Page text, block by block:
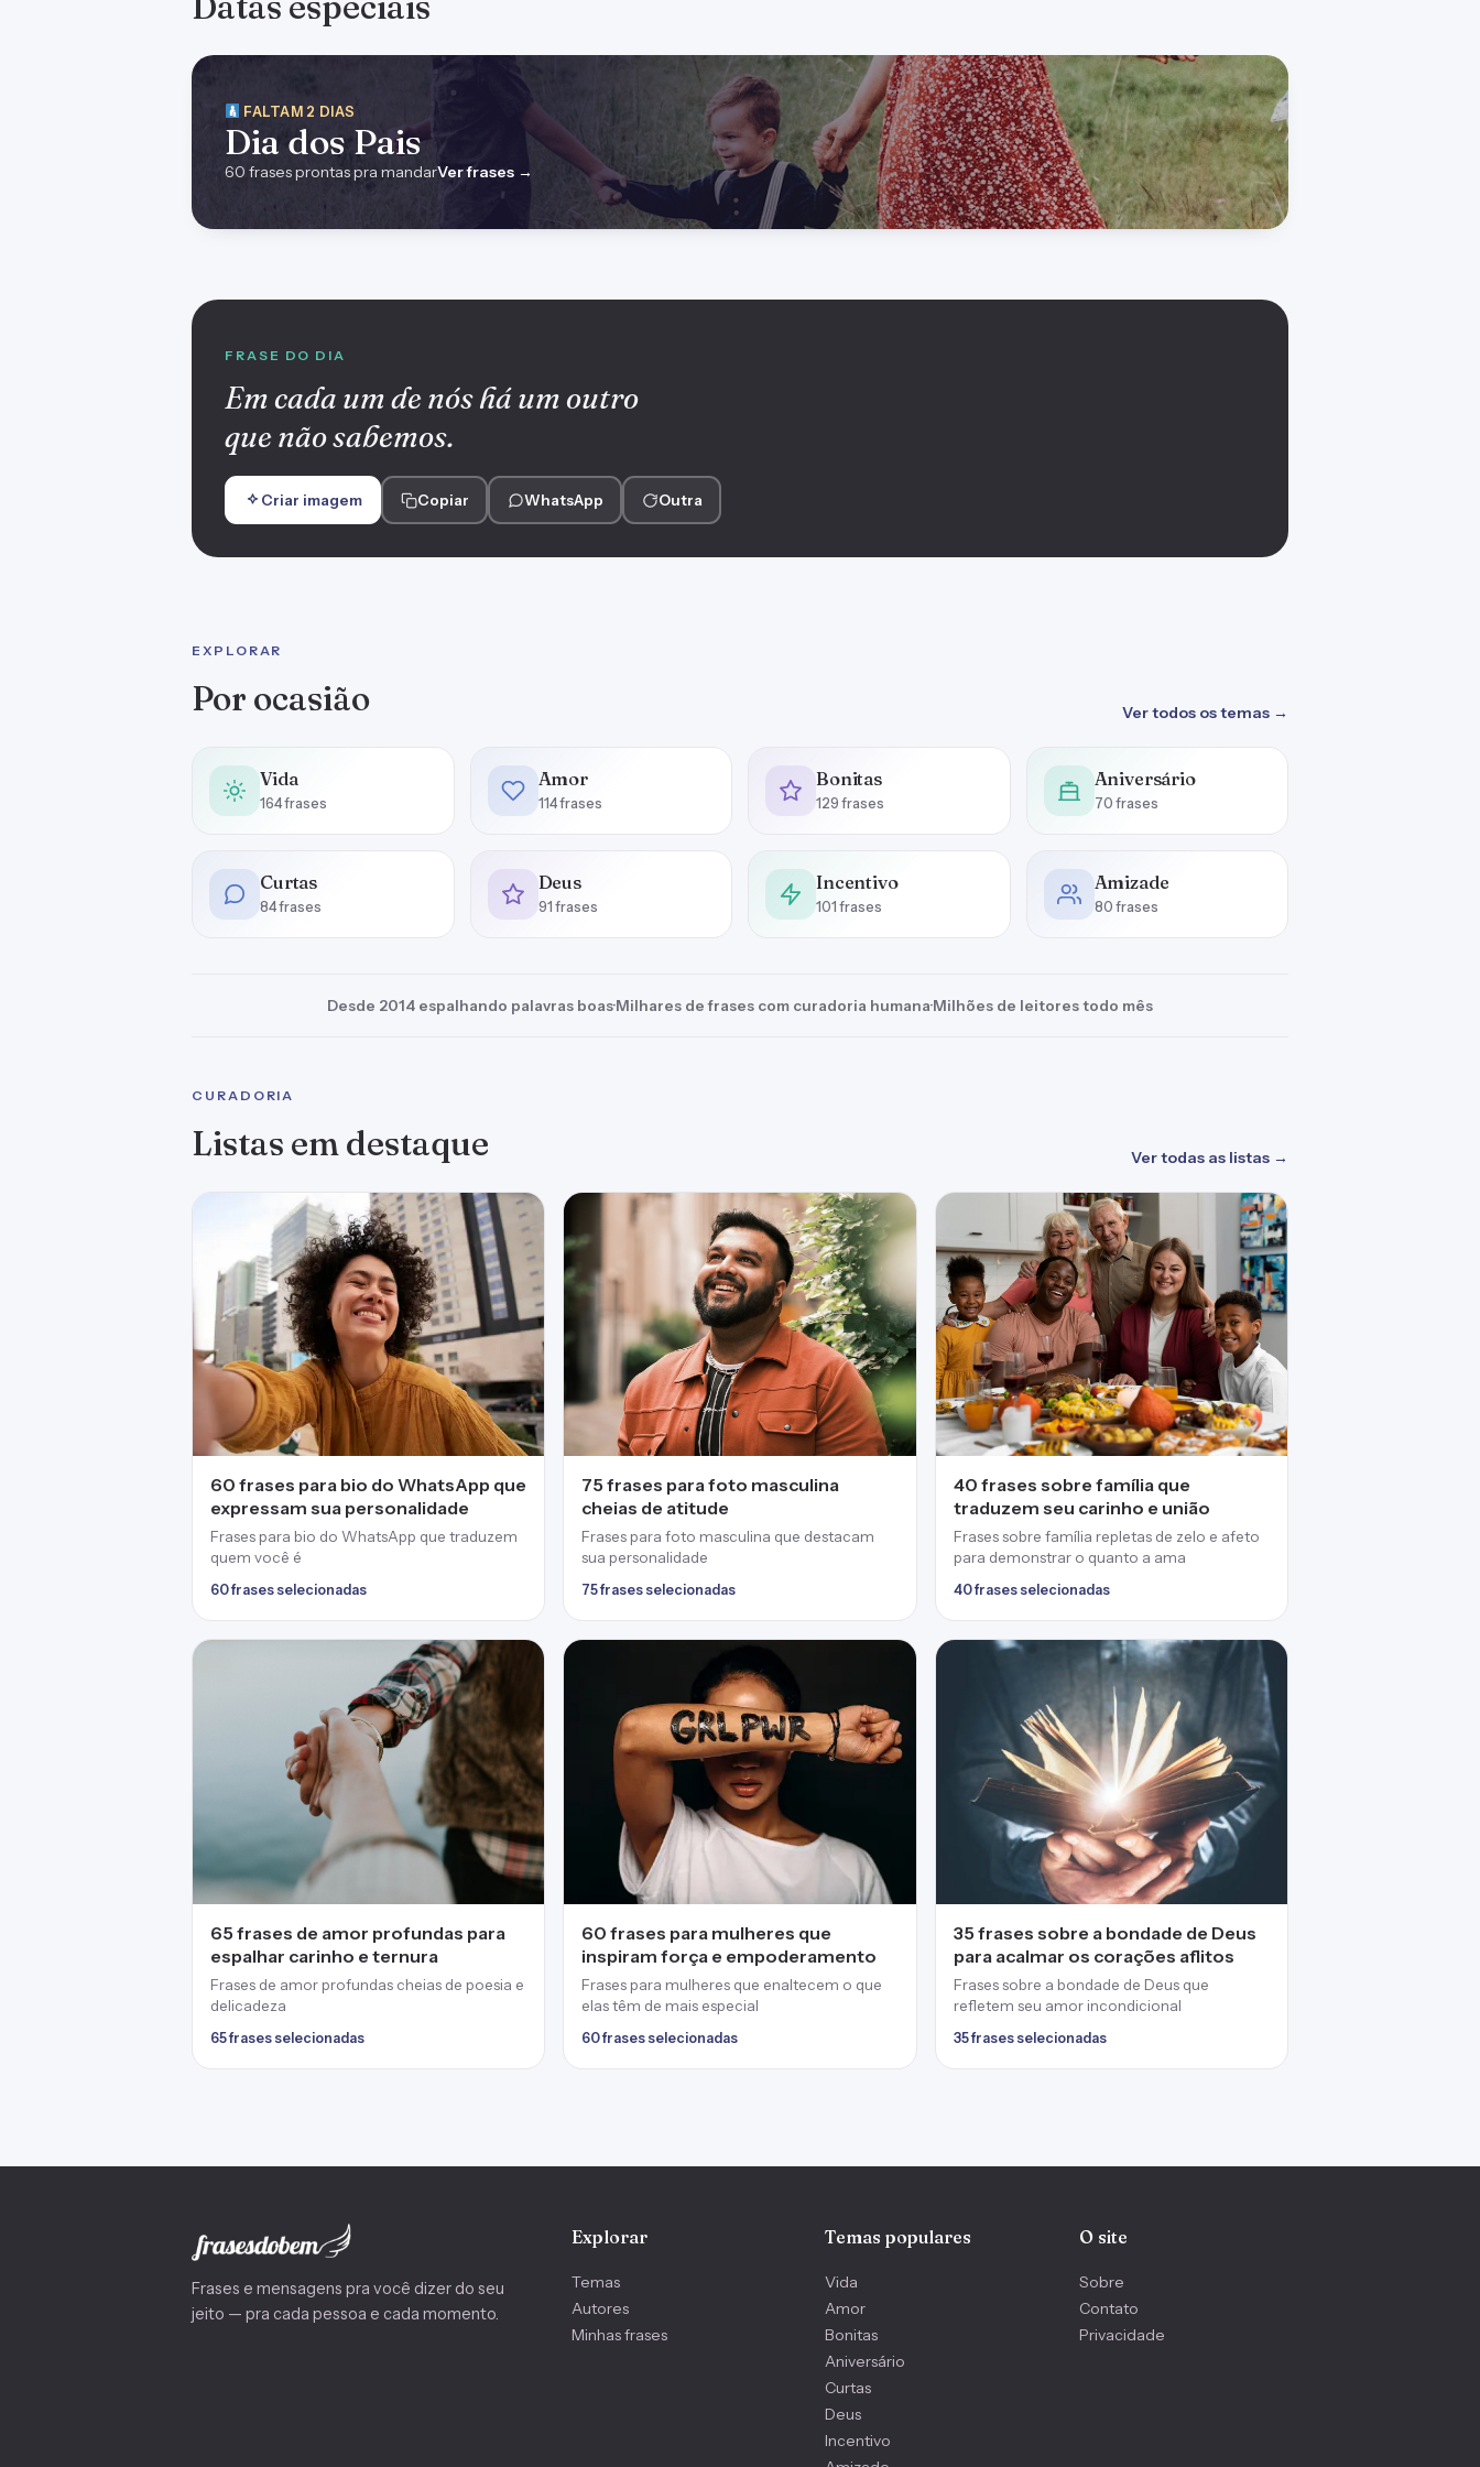
FALTAM 2 DIAS
Dia dos Pais
60 frases prontas pra mandarVer frases →
FRASE DO DIA
Em cada um de nós há um outro
que não sabemos.
Criar imagem Copiar WhatsApp Outra
EXPLORAR
Por ocasião Ver todos os temas →
Vida
164 frases
Amor
114 frases
Bonitas
129 frases
Aniversário
70 frases
Curtas
84 frases
Deus
91 frases
Incentivo
101 frases
Amizade
80 frases
Desde 2014 espalhando palavras boas·Milhares de frases com curadoria humana·Milhões de leitores todo mês
CURADORIA
Listas em destaque Ver todas as listas →
60 frases para bio do WhatsApp que
expressam sua personalidade
Frases para bio do WhatsApp que traduzem
quem você é
60 frases selecionadas
75 frases para foto masculina
cheias de atitude
Frases para foto masculina que destacam
sua personalidade
75 frases selecionadas
40 frases sobre família que
traduzem seu carinho e união
Frases sobre família repletas de zelo e afeto
para demonstrar o quanto a ama
40 frases selecionadas
65 frases de amor profundas para
espalhar carinho e ternura
Frases de amor profundas cheias de poesia e
delicadeza
65 frases selecionadas
60 frases para mulheres que
inspiram força e empoderamento
Frases para mulheres que enaltecem o que
elas têm de mais especial
60 frases selecionadas
35 frases sobre a bondade de Deus
para acalmar os corações aflitos
Frases sobre a bondade de Deus que
refletem seu amor incondicional
35 frases selecionadas
Frases e mensagens pra você dizer do seu
jeito — pra cada pessoa e cada momento.
Explorar
Temas
Autores
Minhas frases
Temas populares
Vida
Amor
Bonitas
Aniversário
Curtas
Deus
Incentivo
O site
Sobre
Contato
Privacidade